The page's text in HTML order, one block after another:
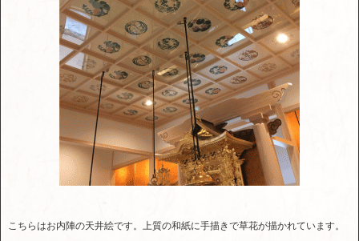
こちらはお内陣の天井絵です。上質の和紙に手描きで草花が描かれています。